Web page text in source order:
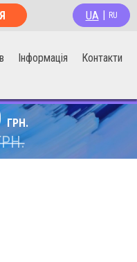
UA RU
Інформація Контакти
ГРН.